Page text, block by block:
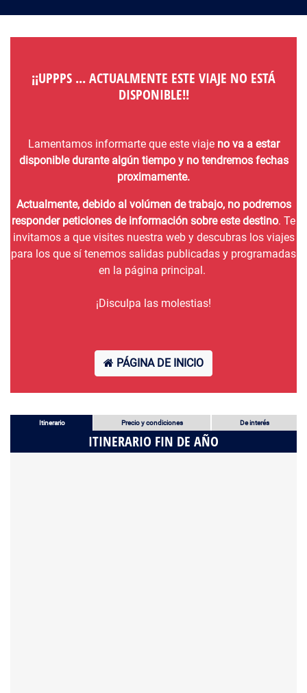
¡¡UPPPS ... ACTUALMENTE ESTE VIAJE NO ESTÁ
DISPONIBLE!!
Lamentamos informarte que este viaje no va a estar
disponible durante algún tiempo y no tendremos fechas
proximamente.
Actualmente, debido al volúmen de trabajo, no podremos
responder peticiones de información sobre este destino. Te
invitamos a que visites nuestra web y descubras los viajes
para los que sí tenemos salidas publicadas y programadas
en la página principal.
¡Disculpa las molestias!
PÁGINA DE INICIO
Itinerario Precio y condiciones De interés
ITINERARIO FIN DE AÑO